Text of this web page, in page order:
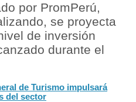
por PromPerú,
se proyecta
de inversión
durante el
de Turismo impulsará
del sector